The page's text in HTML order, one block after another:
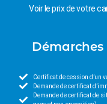
Voir le prix de votre
Certificat de cession d’un
Demande de certificat
Demande de certificat de